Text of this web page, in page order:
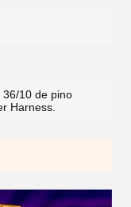
36/10 de pino
Harness.